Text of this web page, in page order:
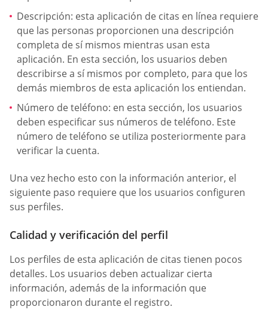
Descripción: esta aplicación de citas en línea requiere
que las personas proporcionen una descripción
completa de sí mismos mientras usan esta
aplicación. En esta sección, los usuarios deben
describirse a sí mismos por completo, para que los
demás miembros de esta aplicación los entiendan.
Número de teléfono: en esta sección, los usuarios
deben especificar sus números de teléfono. Este
número de teléfono se utiliza posteriormente para
verificar la cuenta.
Una vez hecho esto con la información anterior, el
siguiente paso requiere que los usuarios configuren
sus perfiles.
Calidad y verificación del perfil
Los perfiles de esta aplicación de citas tienen pocos
detalles. Los usuarios deben actualizar cierta
información, además de la información que
proporcionaron durante el registro.